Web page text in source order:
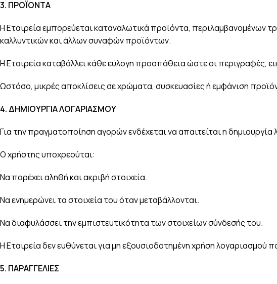
3. ΠΡΟΪΟΝΤΑ
Η Εταιρεία εμπορεύεται καταναλωτικά προϊόντα, περιλαμβανομένων
καλλυντικών και άλλων συναφών προϊόντων.
Η Εταιρεία καταβάλλει κάθε εύλογη προσπάθεια ώστε οι περιγραφές,
Ωστόσο, μικρές αποκλίσεις σε χρώματα, συσκευασίες ή εμφάνιση
4. ΔΗΜΙΟΥΡΓΙΑ ΛΟΓΑΡΙΑΣΜΟΥ
Για την πραγματοποίηση αγορών ενδέχεται να απαιτείται η δημιουργία
Ο χρήστης υποχρεούται:
Να παρέχει αληθή και ακριβή στοιχεία.
Να ενημερώνει τα στοιχεία του όταν μεταβάλλονται.
Να διαφυλάσσει την εμπιστευτικότητα των στοιχείων σύνδεσής του.
Η Εταιρεία δεν ευθύνεται για μη εξουσιοδοτημένη χρήση λογαριασμού
5. ΠΑΡΑΓΓΕΛΙΕΣ